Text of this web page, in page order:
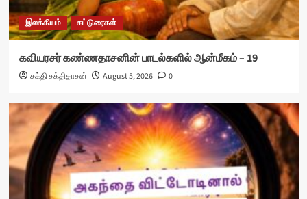
இலக்கியம் கட்டுரைகள்
கவியரசர் கண்ணதாசனின் பாடல்களில் ஆன்மீகம் – 19
சக்தி சக்திதாசன் August 5, 2026 0